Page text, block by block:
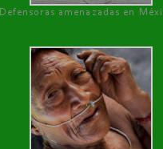
Defensoras amenazadas en